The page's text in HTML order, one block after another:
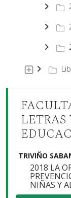
TRIVIÑO
2018 LA
NIÑAS Y